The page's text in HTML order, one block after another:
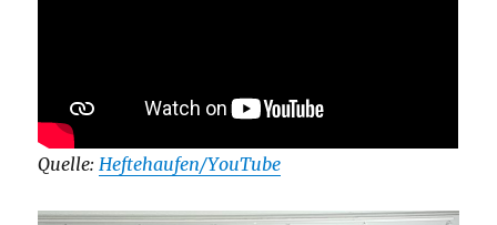
Quelle: Heftehaufen/YouTube